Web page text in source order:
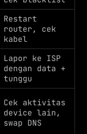
Restart
router, cek
kabel
Lapor ke ISP
dengan data +
tunggu
Cek aktivitas
device lain,
swap DNS